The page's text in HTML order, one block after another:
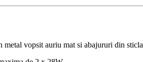
vopsit auriu mat si abajururi din sticla